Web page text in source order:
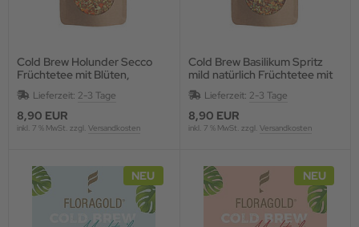
Cold Brew Holunder Secco
Früchtetee mit Blüten,
aromatisiert
Lieferzeit: 2-3 Tage
8,90 EUR
inkl. 7 % MwSt. zzgl. Versandkosten
Cold Brew Basilikum Spritz
mild natürlich Früchtetee mit
Kräutern, aromatisiert
Lieferzeit: 2-3 Tage
8,90 EUR
inkl. 7 % MwSt. zzgl. Versandkosten
NEU NEU